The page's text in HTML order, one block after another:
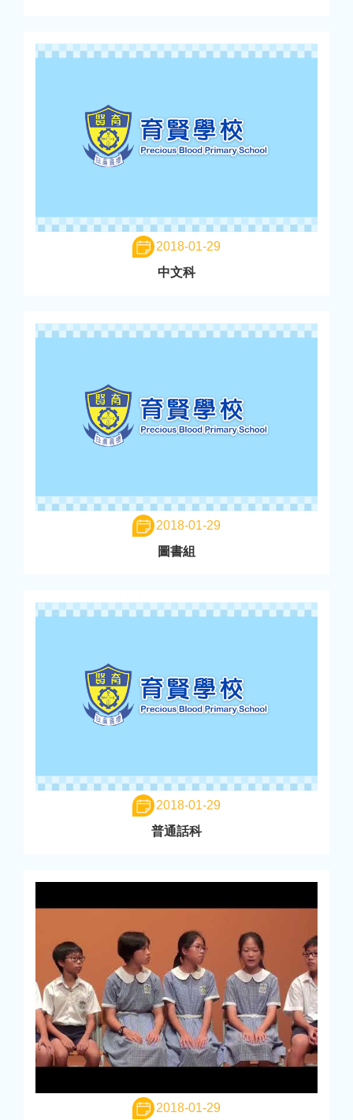
2018-01-29
中文科
2018-01-29
圖書組
2018-01-29
普通話科
2018-01-29